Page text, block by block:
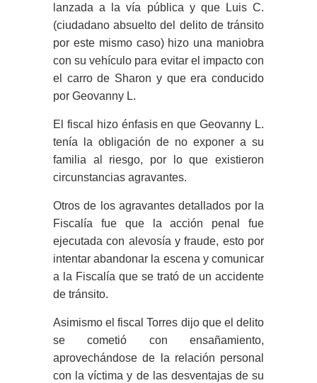
lanzada a la vía pública y que Luis C.
(ciudadano absuelto del delito de tránsito
por este mismo caso) hizo una maniobra
con su vehículo para evitar el impacto con
el carro de Sharon y que era conducido
por Geovanny L.
El fiscal hizo énfasis en que Geovanny L.
tenía la obligación de no exponer a su
familia al riesgo, por lo que existieron
circunstancias agravantes.
Otros de los agravantes detallados por la
Fiscalía fue que la acción penal fue
ejecutada con alevosía y fraude, esto por
intentar abandonar la escena y comunicar
a la Fiscalía que se trató de un accidente
de tránsito.
Asimismo el fiscal Torres dijo que el delito
se cometió con ensañamiento,
aprovechándose de la relación personal
con la víctima y de las desventajas de su